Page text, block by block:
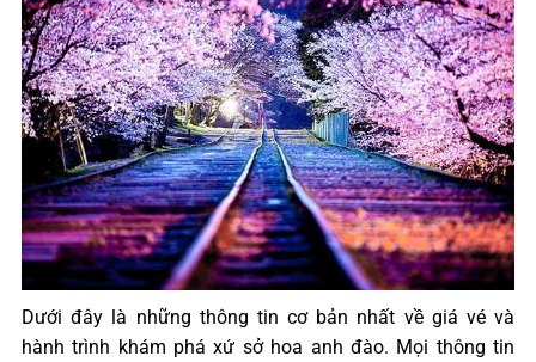
Dưới đây là những thông tin cơ bản nhất về giá vé và
hành trình khám phá xứ sở hoa anh đào. Mọi thông tin